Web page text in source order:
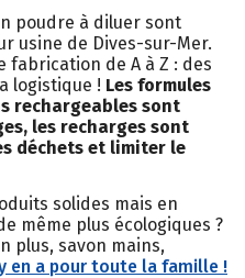
poudre à diluer sont
usine de Dives-sur-Mer.
fabrication de A à Z : des
logistique ! Les formules
rechargeables sont
les recharges sont
déchets et limiter le
solides mais en
même plus écologiques ?
plus, savon mains,
en a pour toute la famille !